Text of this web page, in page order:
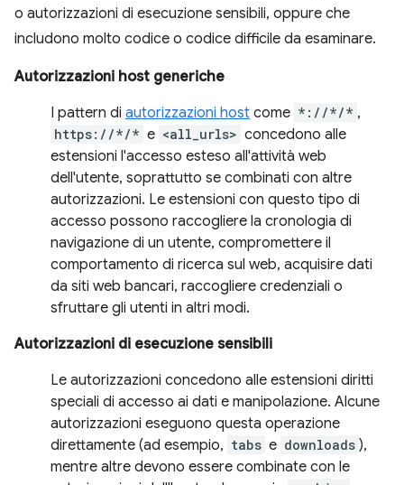
o autorizzazioni di esecuzione sensibili, oppure che
includono molto codice o codice difficile da esaminare.
Autorizzazioni host generiche
I pattern di autorizzazioni host come *://*/* ,
https://*/* e <all_urls> concedono alle
estensioni l'accesso esteso all'attività web
dell'utente, soprattutto se combinati con altre
autorizzazioni. Le estensioni con questo tipo di
accesso possono raccogliere la cronologia di
navigazione di un utente, compromettere il
comportamento di ricerca sul web, acquisire dati
da siti web bancari, raccogliere credenziali o
sfruttare gli utenti in altri modi.
Autorizzazioni di esecuzione sensibili
Le autorizzazioni concedono alle estensioni diritti
speciali di accesso ai dati e manipolazione. Alcune
autorizzazioni eseguono questa operazione
direttamente (ad esempio, tabs e downloads ),
mentre altre devono essere combinate con le